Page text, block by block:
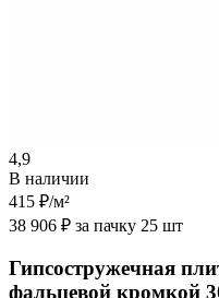
4,9
В наличии
415 ₽/м²
38 906 ₽ за пачку 25 шт
Гипсостружечная
фальцевой кромкой